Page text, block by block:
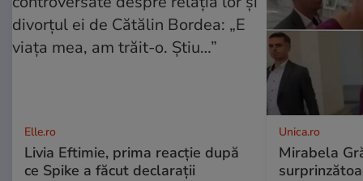
Elle.ro
Livia Eftimie, prima reacție după
ce Spike a făcut declarații
Unica.ro
Mirabela